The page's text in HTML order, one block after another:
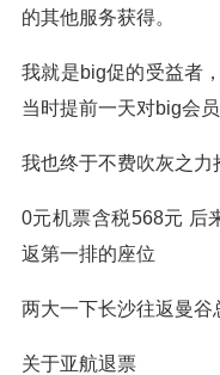
的其他服务获得。
我就是big促的受益者
当时提前一天对big会
我也终于不费吹灰之力
0元机票含税568元 后
返第一排的座位
两大一下长沙往返曼谷
关于亚航退票